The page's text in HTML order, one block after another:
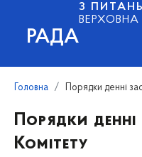
РАДА
З
ВЕРХОВНА
Головна Порядки денні
Порядки денні
Комітету